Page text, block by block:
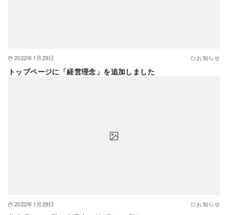
2022年1月29日 お知らせ
トップページに「経営理念」を追加しました
2022年1月29日 お知らせ